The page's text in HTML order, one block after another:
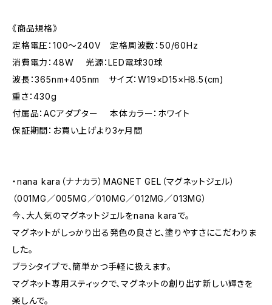
《商品規格》
定格電圧：100～240V 定格周波数：50/60Hz
消費電力：48W 光源：LED電球30球
波長：365nm+405nm サイズ：W19×D15×H8.5(cm)
重さ：430g
付属品：ACアダプター 本体カラー：ホワイト
保証期間：お買い上げより3ヶ月間
・nana kara（ナナカラ）MAGNET GEL（マグネットジェル）
（001MG／005MG／010MG／012MG／013MG）
今、大人気のマグネットジェルをnana karaで。
マグネットがしっかり出る発色の良さと、塗りやすさにこだわりま
した。
ブラシタイプで、簡単かつ手軽に扱えます。
マグネット専用スティックで、マグネットの創り出す新しい輝きを
楽しんで。